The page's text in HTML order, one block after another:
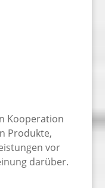
Kooperation
Produkte,
vor
darüber.